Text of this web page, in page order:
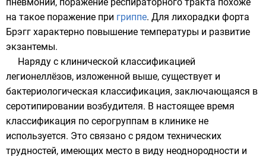
на такое поражение при гриппе. Для лихорадки форта
Брэгг характерно повышение температуры и развитие
экзантемы.
Наряду с клинической классификацией
легионеллёзов, изложенной выше, существует и
бактериологическая классификация, заключающаяся в
серотипировании возбудителя. В настоящее время
классификация по серогруппам в клинике не
используется. Это связано с рядом технических
трудностей, имеющих место в виду неоднородности и